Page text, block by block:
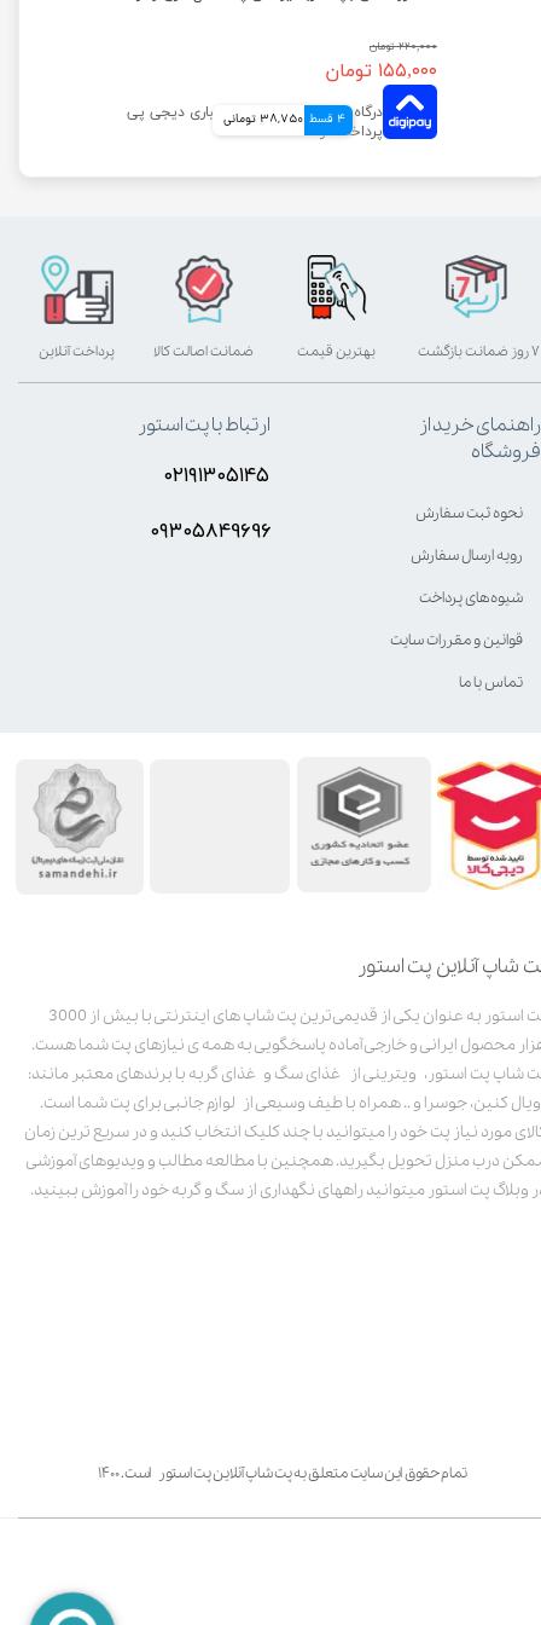
۲۲۰,۰۰۰ تومان
۱۵۵,۰۰۰ تومان
4 قسط 38,750 تومانی
شاپ آنلاین پت استور
پت استور به عنوان یکی از قدیمی‌ترین پت شاپ های اینترنتی با بیش از 3000
محصول ایرانی و خارجی آماده پاسخگویی به همه ی نیازهای پت شما هست.
شاپ پت استور، ویترینی از غذای سگ و غذای گربه با برندهای معتبر مانند:
کنین، جوسرا و .. همراه با طیف وسیعی از لوازم جانبی برای پت شما است.
مورد نیاز پت خود را میتوانید با چند کلیک انتخاب کنید و در سریع ترین زمان
درب منزل تحویل بگیرید. همچنین با مطالعه مطالب و ویدیوهای آموزشی
وبلاگ پت استور میتوانید راههای نگهداری از سگ و گربه خود را آموزش ببینید.
تمام حقوق این سایت متعلق به پت شاپ آنلاین پت استور است. ۱۴۰۰
بهترین قیمت پرداخت آنلاین ۷ روز ضمانت بازگشت ضمانت اصالت کالا
راهنمای خرید از
فروشگاه
نحوه ثبت سفارش
رویه ارسال سفارش
شیوه‌های پرداخت
قوانین و مقررات سایت
تماس با ما
ارتباط با پت استور
۰۲۱۹۱۳۰۵۱۴۵
۰۹۳۰۵8۴9696